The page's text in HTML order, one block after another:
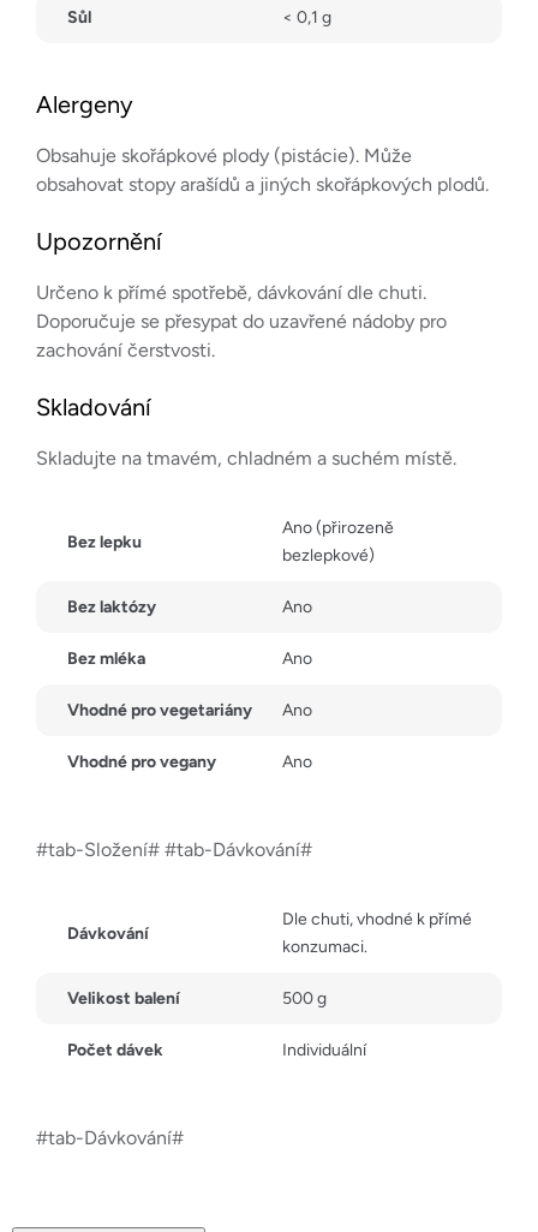
Sůl < 0,1 g
Alergeny
Obsahuje skořápkové plody (pistácie). Může
obsahovat stopy arašídů a jiných skořápkových plodů.
Upozornění
Určeno k přímé spotřebě, dávkování dle chuti.
Doporučuje se přesypat do uzavřené nádoby pro
zachování čerstvosti.
Skladování
Skladujte na tmavém, chladném a suchém místě.
Bez lepku
Ano (přirozeně
bezlepkové)
Bez laktózy Ano
Bez mléka Ano
Vhodné pro vegetariány Ano
Vhodné pro vegany Ano
#tab-Složení# #tab-Dávkování#
Dávkování
Dle chuti, vhodné k přímé
konzumaci.
Velikost balení 500 g
Počet dávek Individuální
#tab-Dávkování#